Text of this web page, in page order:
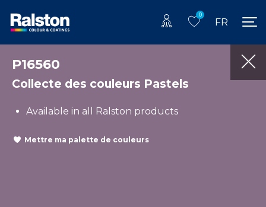
0
FR
P16560
Collecte des couleurs Pastels
Available in all Ralston products
Mettre ma palette de couleurs